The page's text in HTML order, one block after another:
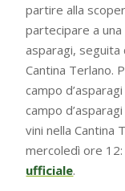
partire alla
partecipare a
asparagi, seguita
Cantina Terlano.
campo
campo
vini nella Cantina
mercoledì ore
ufficiale.